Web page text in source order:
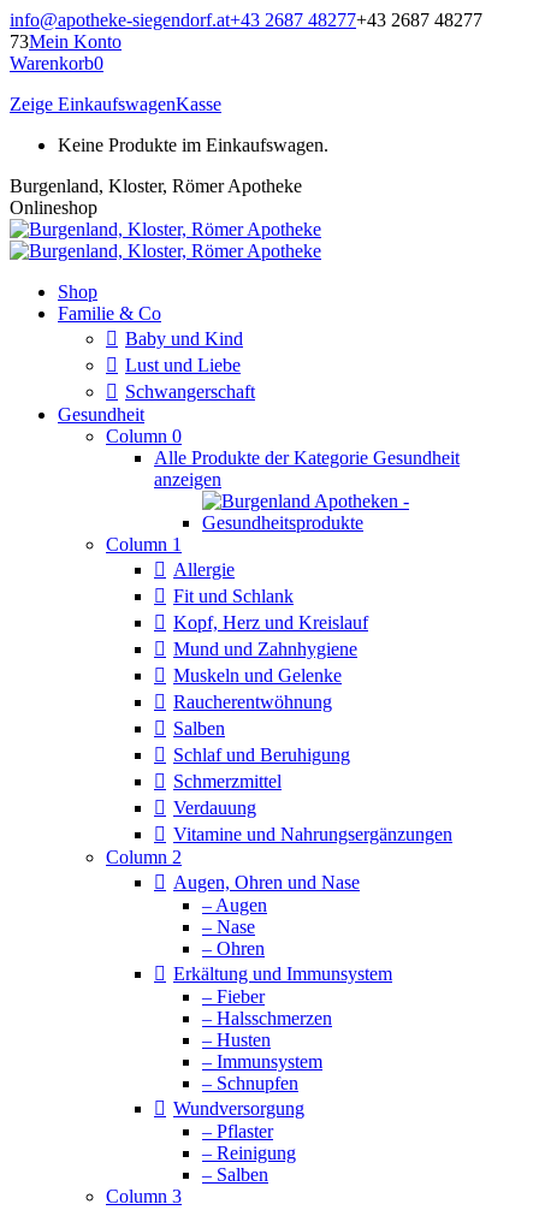
Zum
Inhalt
springen
info@apotheke-siegendorf.at+43 2687 48277+43 2687 48277
73Mein Konto
Warenkorb0
Zeige EinkaufswagenKasse
Keine Produkte im Einkaufswagen.
Burgenland, Kloster, Römer Apotheke
Onlineshop
Shop
Familie & Co
Baby und Kind
Lust und Liebe
Schwangerschaft
Gesundheit
Column 0
Alle Produkte der Kategorie Gesundheit
anzeigen
Column 1
Allergie
Fit und Schlank
Kopf, Herz und Kreislauf
Mund und Zahnhygiene
Muskeln und Gelenke
Raucherentwöhnung
Salben
Schlaf und Beruhigung
Schmerzmittel
Verdauung
Vitamine und Nahrungsergänzungen
Column 2
Augen, Ohren und Nase
– Augen
– Nase
– Ohren
Erkältung und Immunsystem
– Fieber
– Halsschmerzen
– Husten
– Immunsystem
– Schnupfen
Wundversorgung
– Pflaster
– Reinigung
– Salben
Column 3